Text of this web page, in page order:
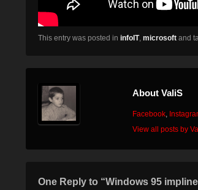
This entry was posted in infoIT, microsoft and
About ValiS
Facebook
View all posts by
One Reply to “Windows 95